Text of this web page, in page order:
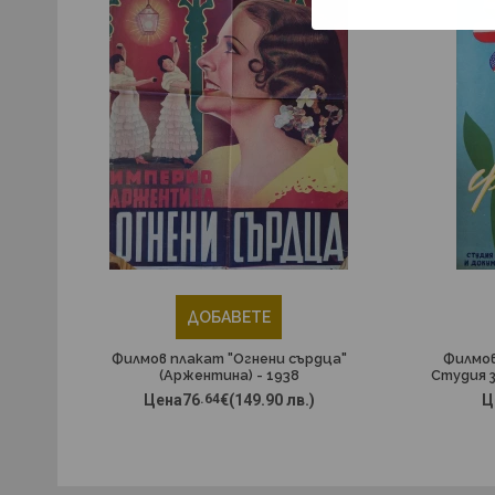
ДОБАВЕТЕ
Филмов плакат "Огнени сърдца"
(Аржентина) - 1938
Цена76.64€(149.90 лв.)
Студия